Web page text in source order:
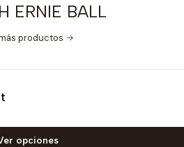
ERNIE BALL
productos
opciones